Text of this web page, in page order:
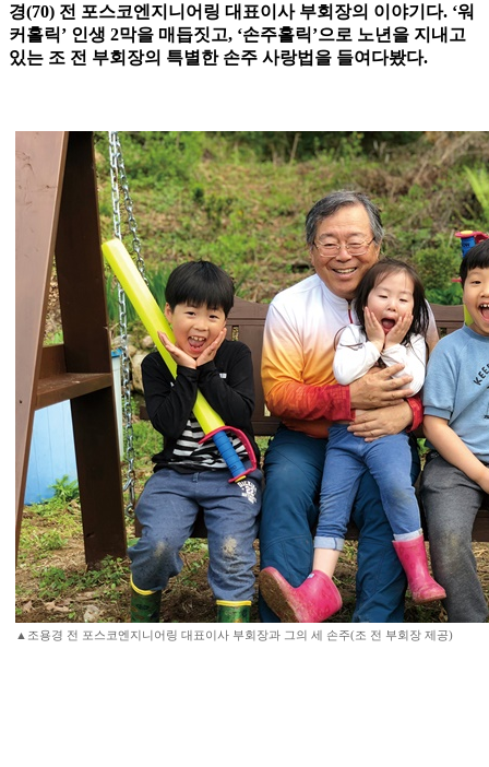
경(70) 전 포스코엔지니어링 대표이사 부회장의 이야기다. ‘워
커홀릭’ 인생 2막을 매듭짓고, ‘손주홀릭’으로 노년을 지내고
있는 조 전 부회장의 특별한 손주 사랑법을 들여다봤다.
▲조용경 전 포스코엔지니어링 대표이사 부회장과 그의 세 손주(조 전 부회장 제공)